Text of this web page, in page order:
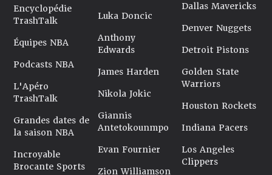
Encyclopédie
TrashTalk
Équipes NBA
Podcasts NBA
L'Apéro
TrashTalk
Grandes dates de
la saison NBA
Incroyable
Brocante Sports
Luka Doncic
Anthony
Edwards
James Harden
Nikola Jokic
Giannis
Antetokounmpo
Evan Fournier
Zion Williamson
Dallas Mavericks
Denver Nuggets
Detroit Pistons
Golden State
Warriors
Houston Rockets
Indiana Pacers
Los Angeles
Clippers